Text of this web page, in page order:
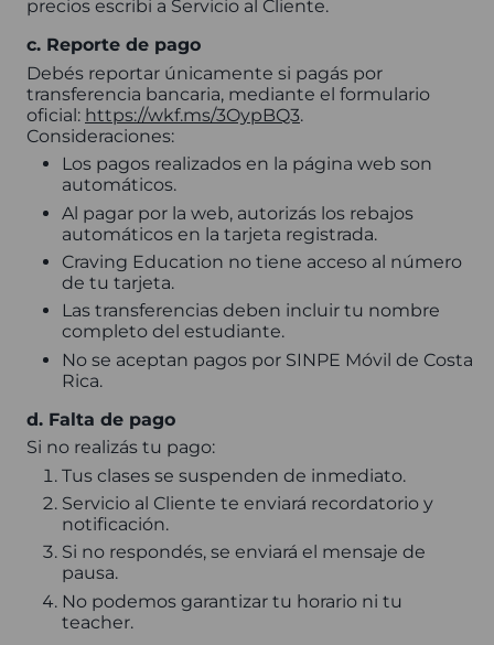
precios escribi a Servicio al Cliente.
c. Reporte de pago
Debés reportar únicamente si pagás por
transferencia bancaria, mediante el formulario
oficial: https://wkf.ms/3OypBQ3.
Consideraciones:
Los pagos realizados en la página web son
automáticos.
Al pagar por la web, autorizás los rebajos
automáticos en la tarjeta registrada.
Craving Education no tiene acceso al número
de tu tarjeta.
Las transferencias deben incluir tu nombre
completo del estudiante.
No se aceptan pagos por SINPE Móvil de Costa
Rica.
d. Falta de pago
Si no realizás tu pago:
Tus clases se suspenden de inmediato.
Servicio al Cliente te enviará recordatorio y
notificación.
Si no respondés, se enviará el mensaje de
pausa.
No podemos garantizar tu horario ni tu
teacher.